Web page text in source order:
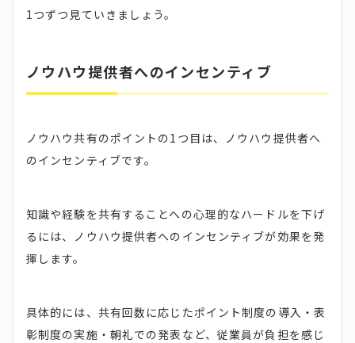
1つずつ見ていきましょう。
ノウハウ提供者へのインセンティブ
ノウハウ共有のポイントの1つ目は、ノウハウ提供者へ
のインセンティブです。
知識や経験を共有することへの心理的なハードルを下げ
るには、ノウハウ提供者へのインセンティブが効果を発
揮します。
具体的には、共有回数に応じたポイント制度の導入・表
彰制度の実施・朝礼での発表など、従業員が負担を感じ